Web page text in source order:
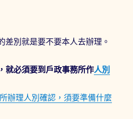
差別就是要不要本人去辦理。
就必須要到戶政事務所作人別
辦理人別確認，須要準備什麼